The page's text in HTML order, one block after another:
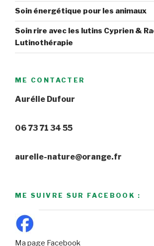
Soin énergétique pour les animaux
Soin rire avec les lutins Cyprien &
Lutinothérapie
ME CONTACTER
Aurélie Dufour
06 73 71 34 55
aurelie-nature@orange.fr
ME SUIVRE SUR FACEBOOK :
Ma page Facebook